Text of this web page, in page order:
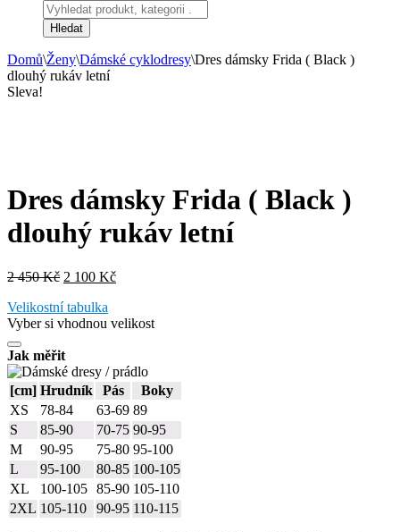
Products
search
Hledat
Domů\Ženy\Dámské cyklodresy\Dres dámsky Frida ( Black )
dlouhý rukáv letní
Sleva!
Dres dámsky Frida ( Black )
dlouhý rukáv letní
2 450Kč Původní
byla:
2
2 100 KčAktuální
2
Velikostní tabulka
Vyber si vhodnou velikost
Jak měřit
[cm] Hrudník Pás
Boky
XS
78-84 63-69 89
S
85-90 70-75 90-95
M
90-95 75-80 95-100
L
95-100 80-85 100-105
XL
100-105 85-90 105-110
2XL 105-110 90-95 110-115